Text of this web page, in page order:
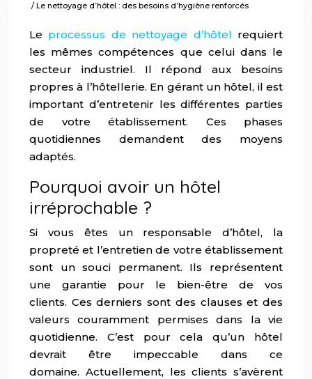
/ Le nettoyage d’hôtel : des besoins d’hygiène renforcés
Le processus de nettoyage d’hôtel requiert
les mêmes compétences que celui dans le
secteur industriel. Il répond aux besoins
propres à l’hôtellerie. En gérant un hôtel, il est
important d’entretenir les différentes parties
de votre établissement. Ces phases
quotidiennes demandent des moyens
adaptés.
Pourquoi avoir un hôtel
irréprochable ?
Si vous êtes un responsable d’hôtel, la
propreté et l’entretien de votre établissement
sont un souci permanent. Ils représentent
une garantie pour le bien-être de vos
clients. Ces derniers sont des clauses et des
valeurs couramment permises dans la vie
quotidienne. C’est pour cela qu’un hôtel
devrait être impeccable dans ce
domaine. Actuellement, les clients s’avèrent